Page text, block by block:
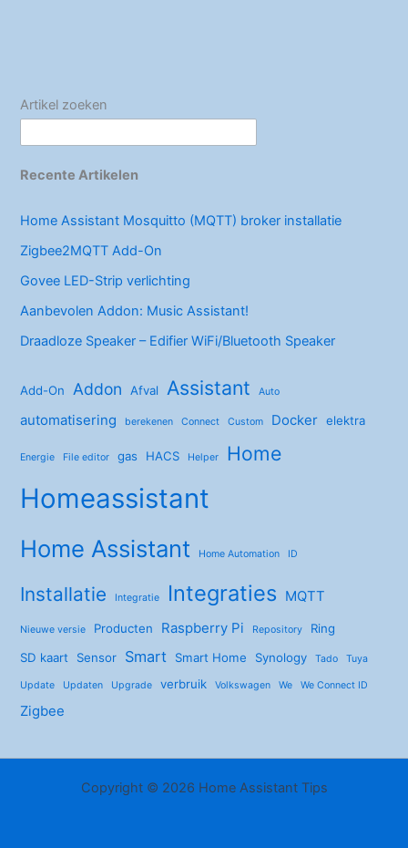
k
Artikel zoeken
Recente Artikelen
Home Assistant Mosquitto (MQTT) broker installatie
Zigbee2MQTT Add-On
Govee LED-Strip verlichting
Aanbevolen Addon: Music Assistant!
Draadloze Speaker – Edifier WiFi/Bluetooth Speaker
Add-On Addon Afval Assistant Auto
automatisering berekenen Connect Custom Docker elektra
Energie File editor gas HACS Helper Home
Homeassistant
Home Assistant Home Automation ID
Installatie Integratie Integraties MQTT
Nieuwe versie Producten Raspberry Pi Repository
Ring
SD kaart
Sensor Smart Smart Home Synology Tado Tuya
Update Updaten Upgrade verbruik Volkswagen We We Connect ID
Zigbee
Copyright © 2026 Home Assistant Tips